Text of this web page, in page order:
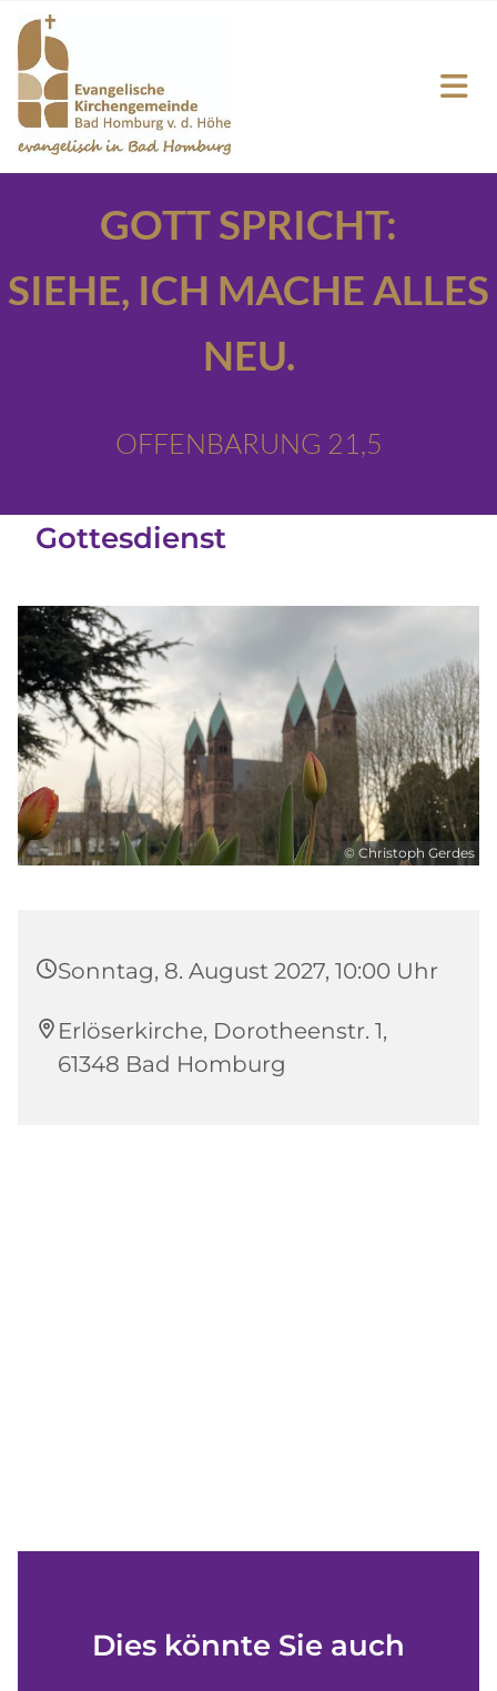
GOTT SPRICHT:
SIEHE, ICH MACHE ALLES
NEU.
OFFENBARUNG 21,5
Gottesdienst
© Christoph Gerdes
Sonntag, 8. August 2027, 10:00 Uhr
Erlöserkirche, Dorotheenstr. 1,
61348 Bad Homburg
Dies könnte Sie auch